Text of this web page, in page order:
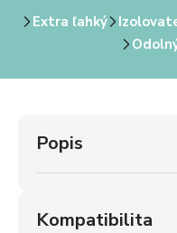
Extra ľahký
Popis
Kompatibilita